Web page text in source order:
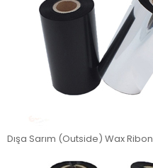
Dışa Sarım (Outside) Wax Ribon